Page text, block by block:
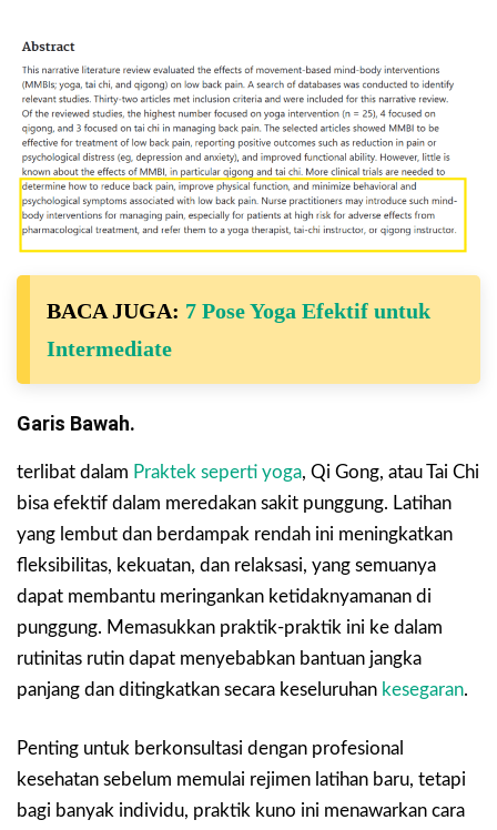
BACA JUGA: 7 Pose Yoga Efektif untuk
Intermediate
Garis Bawah.
terlibat dalam Praktek seperti yoga, Qi Gong, atau Tai Chi
bisa efektif dalam meredakan sakit punggung. Latihan
yang lembut dan berdampak rendah ini meningkatkan
fleksibilitas, kekuatan, dan relaksasi, yang semuanya
dapat membantu meringankan ketidaknyamanan di
punggung. Memasukkan praktik-praktik ini ke dalam
rutinitas rutin dapat menyebabkan bantuan jangka
panjang dan ditingkatkan secara keseluruhan kesegaran.
Penting untuk berkonsultasi dengan profesional
kesehatan sebelum memulai rejimen latihan baru, tetapi
bagi banyak individu, praktik kuno ini menawarkan cara